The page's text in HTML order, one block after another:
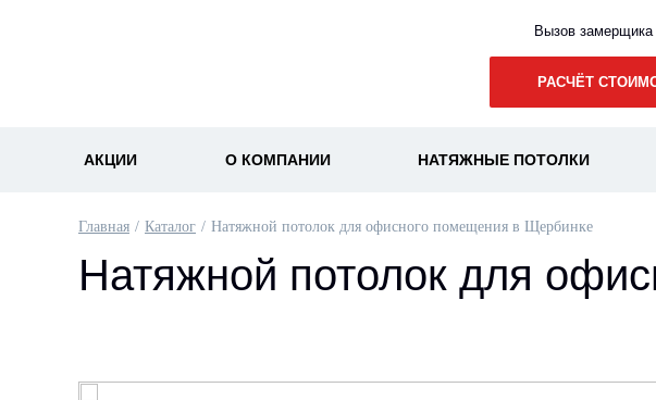
Вызов
РАСЧЁТ
АКЦИИ О КОМПАНИИ НАТЯЖНЫЕ ПОТОЛКИ
Главная Каталог Натяжной потолок для офисного помещения в Щербинке
Натяжной потолок для